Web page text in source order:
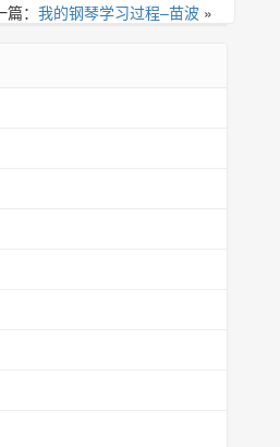
： 我的钢琴学习过程–苗波 »